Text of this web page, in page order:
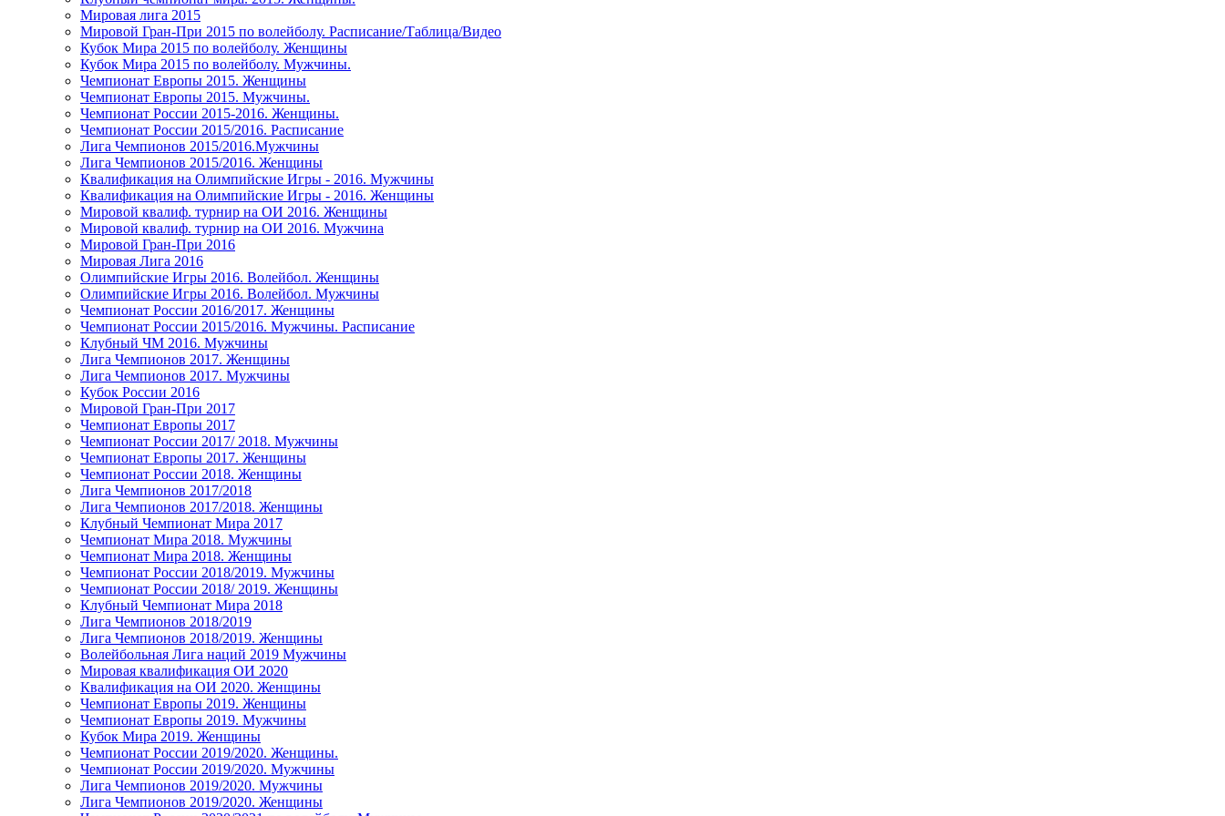
Мировая лига 2015
Мировой Гран-При 2015 по волейболу. Расписание/Таблица/Видео
Кубок Мира 2015 по волейболу. Женщины
Кубок Мира 2015 по волейболу. Мужчины.
Чемпионат Европы 2015. Женщины
Чемпионат Европы 2015. Мужчины.
Чемпионат России 2015-2016. Женщины.
Чемпионат России 2015/2016. Расписание
Лига Чемпионов 2015/2016.Мужчины
Лига Чемпионов 2015/2016. Женщины
Квалификация на Олимпийские Игры - 2016. Мужчины
Квалификация на Олимпийские Игры - 2016. Женщины
Мировой квалиф. турнир на ОИ 2016. Женщины
Мировой квалиф. турнир на ОИ 2016. Мужчина
Мировой Гран-При 2016
Мировая Лига 2016
Олимпийские Игры 2016. Волейбол. Женщины
Олимпийские Игры 2016. Волейбол. Мужчины
Чемпионат России 2016/2017. Женщины
Чемпионат России 2015/2016. Мужчины. Расписание
Клубный ЧМ 2016. Мужчины
Лига Чемпионов 2017. Женщины
Лига Чемпионов 2017. Мужчины
Кубок России 2016
Мировой Гран-При 2017
Чемпионат Европы 2017
Чемпионат России 2017/ 2018. Мужчины
Чемпионат Европы 2017. Женщины
Чемпионат России 2018. Женщины
Лига Чемпионов 2017/2018
Лига Чемпионов 2017/2018. Женщины
Клубный Чемпионат Мира 2017
Чемпионат Мира 2018. Мужчины
Чемпионат Мира 2018. Женщины
Чемпионат России 2018/2019. Мужчины
Чемпионат России 2018/ 2019. Женщины
Клубный Чемпионат Мира 2018
Лига Чемпионов 2018/2019
Лига Чемпионов 2018/2019. Женщины
Волейбольная Лига наций 2019 Мужчины
Мировая квалификация ОИ 2020
Квалификация на ОИ 2020. Женщины
Чемпионат Европы 2019. Женщины
Чемпионат Европы 2019. Мужчины
Кубок Мира 2019. Женщины
Чемпионат России 2019/2020. Женщины.
Чемпионат России 2019/2020. Мужчины
Лига Чемпионов 2019/2020. Мужчины
Лига Чемпионов 2019/2020. Женщины